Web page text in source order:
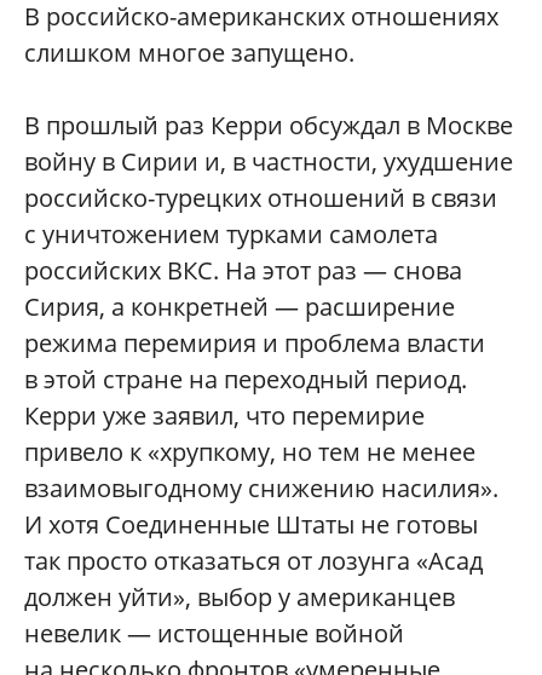
В российско-американских отношениях
слишком многое запущено.
В прошлый раз Керри обсуждал в Москве
войну в Сирии и, в частности, ухудшение
российско-турецких отношений в связи
с уничтожением турками самолета
российских ВКС. На этот раз — снова
Сирия, а конкретней — расширение
режима перемирия и проблема власти
в этой стране на переходный период.
Керри уже заявил, что перемирие
привело к «хрупкому, но тем не менее
взаимовыгодному снижению насилия».
И хотя Соединенные Штаты не готовы
так просто отказаться от лозунга «Асад
должен уйти», выбор у американцев
невелик — истощенные войной